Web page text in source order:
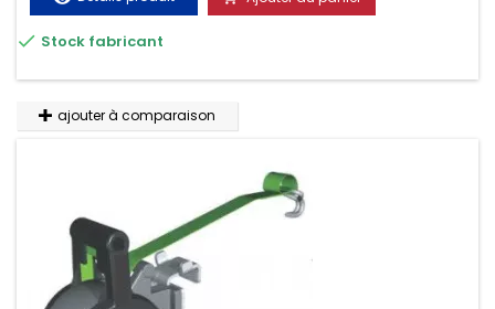
 Stock fabricant
ajouter à comparaison